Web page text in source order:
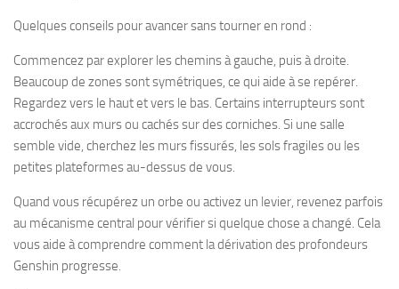
Quelques conseils pour avancer sans tourner en rond :
Commencez par explorer les chemins à gauche, puis à droite.
Beaucoup de zones sont symétriques, ce qui aide à se repérer.
Regardez vers le haut et vers le bas. Certains interrupteurs sont
accrochés aux murs ou cachés sur des corniches. Si une salle
semble vide, cherchez les murs fissurés, les sols fragiles ou les
petites plateformes au-dessus de vous.
Quand vous récupérez un orbe ou activez un levier, revenez parfois
au mécanisme central pour vérifier si quelque chose a changé. Cela
vous aide à comprendre comment la dérivation des profondeurs
Genshin progresse.